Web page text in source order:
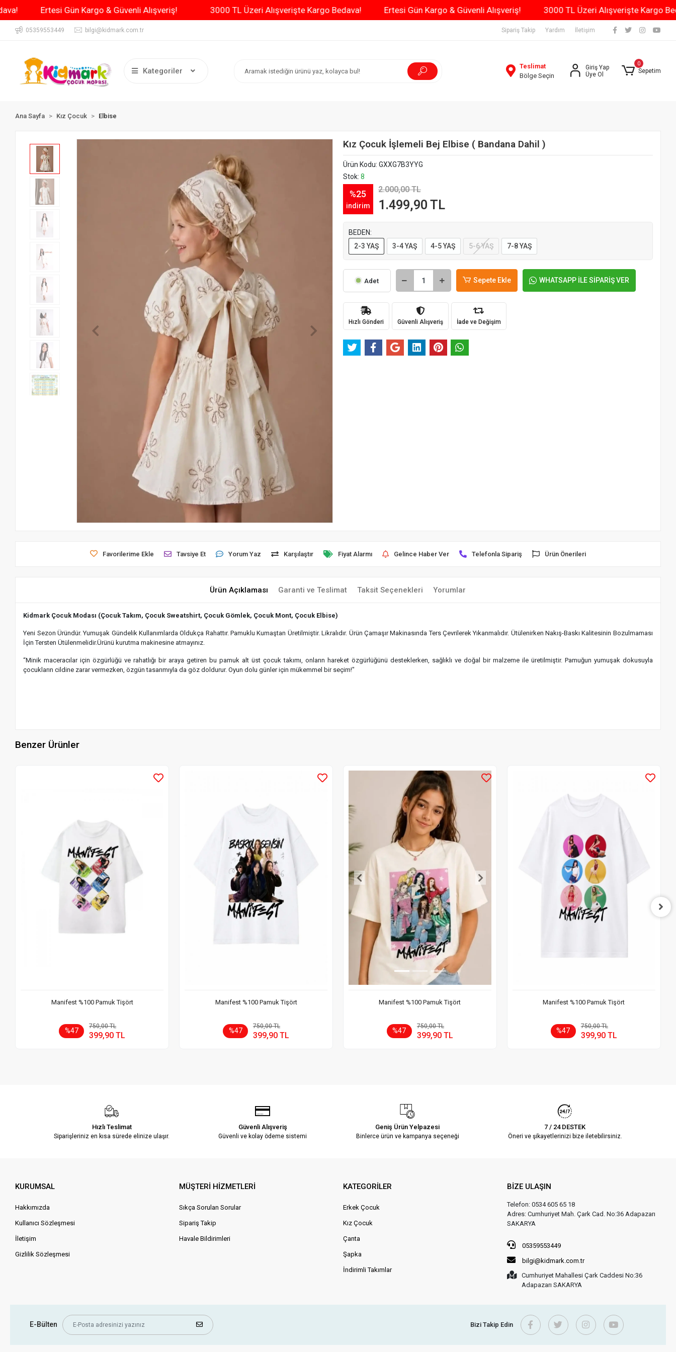
Bedava! Ertesi Gün Kargo & Güvenli Alışveriş! 3000 TL Üzeri Alışverişte Kargo Bedava! Ertesi Gün Kargo & Güvenli Alışveriş! 3000 TL Üzeri Alışverişte
05359553449 bilgi@kidmark.com.tr Sipariş Takip Yardım İletişim
Kategoriler
Teslimat
Bölge Seçin
Giriş Yap
Üye Ol
0
Sepetim
Ana Sayfa Kız Çocuk Elbise
Kız Çocuk İşlemeli Bej Elbise ( Bandana Dahil )
Ürün Kodu: GXXG7B3YYG
Stok: 8
%25
indirim
2.000,00 TL
1.499,90 TL
BEDEN:
2-3 YAŞ
3-4 YAŞ 4-5 YAŞ 5-6 YAŞ 7-8 YAŞ
Adet Sepete Ekle WHATSAPP İLE SİPARİŞ VER
Hızlı Gönderi Güvenli Alışveriş İade ve Değişim
Favorilerime Ekle Tavsiye Et Yorum Yaz Karşılaştır Fiyat Alarmı Gelince Haber Ver Telefonla Sipariş Ürün Önerileri
Ürün Açıklaması Garanti ve Teslimat Taksit Seçenekleri Yorumlar
Kidmark Çocuk Modası (Çocuk Takım, Çocuk Sweatshirt, Çocuk Gömlek, Çocuk Mont, Çocuk Elbise)
Yeni Sezon Üründür. Yumuşak Gündelik Kullanımlarda Oldukça Rahattır. Pamuklu Kumaştan Üretilmiştir. Likralıdır. Ürün Çamaşır Makinasında Ters Çevrilerek Yıkanmalıdır. Ütülenirken Nakış-Baskı Kalitesinin Bozulmaması
İçin Tersten Ütülenmelidir.Ürünü kurutma makinesine atmayınız.
“Minik maceracılar için özgürlüğü ve rahatlığı bir araya getiren bu pamuk alt üst çocuk takımı, onların hareket özgürlüğünü desteklerken, sağlıklı ve doğal bir malzeme ile üretilmiştir. Pamuğun yumuşak dokusuyla
çocukların cildine zarar vermezken, özgün tasarımıyla da göz doldurur. Oyun dolu günler için mükemmel bir seçim!"
Benzer Ürünler
Manifest %100 Pamuk Tişört
%47
750,00 TL
399,90 TL
Sepete Ekle
Manifest %100 Pamuk Tişört
%47
750,00 TL
399,90 TL
Sepete Ekle
Manifest %100 Pamuk Tişört
%47
750,00 TL
399,90 TL
Sepete Ekle
Manifest %100 Pamuk Tişört
%47
750,00 TL
399,90 TL
Sepete Ekle
Hızlı Teslimat
Siparişleriniz en kısa sürede elinize ulaşır.
Güvenli Alışveriş
Güvenli ve kolay ödeme sistemi
Geniş Ürün Yelpazesi
Binlerce ürün ve kampanya seçeneği
7 / 24 DESTEK
Öneri ve şikayetlerinizi bize iletebilirsiniz.
KURUMSAL
Hakkımızda
Kullanıcı Sözleşmesi
İletişim
Gizlilik Sözleşmesi
MÜŞTERİ HİZMETLERİ
Sıkça Sorulan Sorular
Sipariş Takip
Havale Bildirimleri
KATEGORİLER
Erkek Çocuk
Kız Çocuk
Çanta
Şapka
İndirimli Takımlar
BİZE ULAŞIN
Telefon: 0534 605 65 18
Adres: Cumhuriyet Mah. Çark Cad. No:36 Adapazarı
SAKARYA
05359553449
bilgi@kidmark.com.tr
Cumhuriyet Mahallesi Çark Caddesi No:36
Adapazarı SAKARYA
E-Bülten Bizi Takip Edin